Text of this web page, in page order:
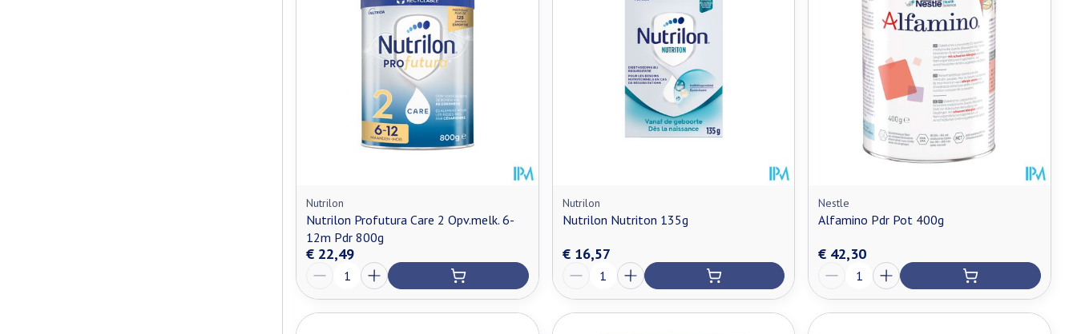
Nutrilon
Nutrilon Profutura Care 2 Opv.melk. 6-
12m Pdr 800g
€ 22,49
Nutrilon
Nutrilon Nutriton 135g
€ 16,57
Aantal
Nestle
Alfamino Pdr Pot 400g
€ 42,30
Aantal